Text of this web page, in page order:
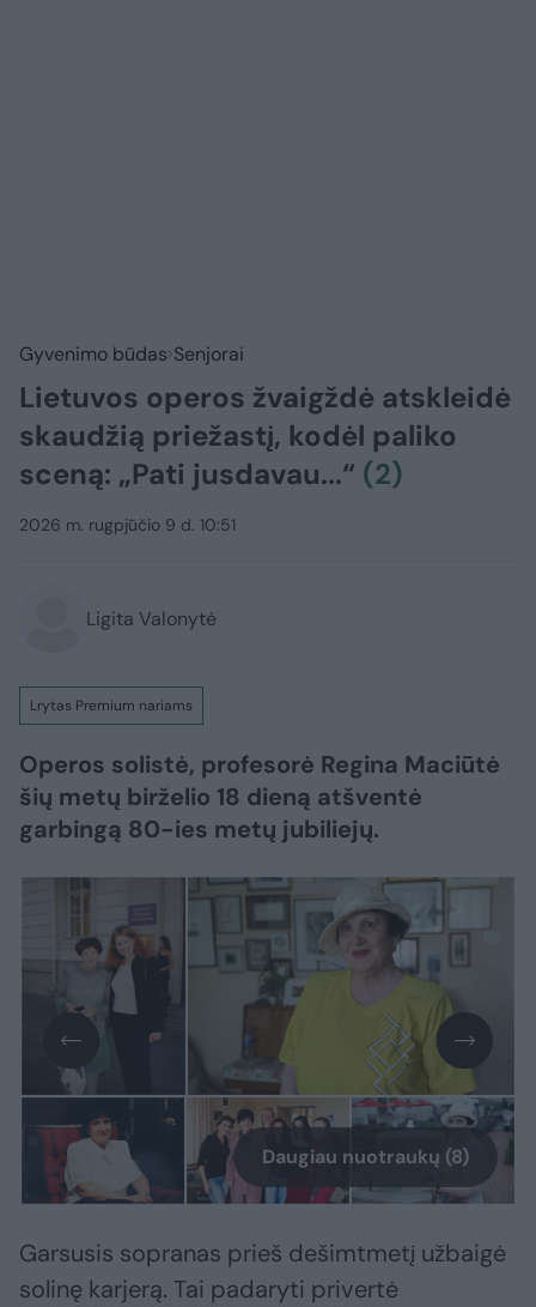
Gyvenimo būdas Senjorai
Lietuvos operos žvaigždė atskleidė
skaudžią priežastį, kodėl paliko
sceną: „Pati jusdavau...“ (2)
2026 m. rugpjūčio 9 d. 10:51
Ligita Valonytė
Lrytas Premium nariams
Operos solistė, profesorė Regina Maciūtė
šių metų birželio 18 dieną atšventė
garbingą 80-ies metų jubiliejų.
Daugiau nuotraukų (8)
Garsusis sopranas prieš dešimtmetį užbaigė
solinę karjerą. Tai padaryti privertė